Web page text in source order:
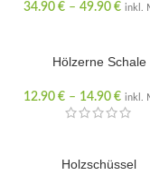
34.90 € – 49.90 € inkl.
Hölzerne Schale
12.90 € – 14.90 € inkl.
Holzschüssel